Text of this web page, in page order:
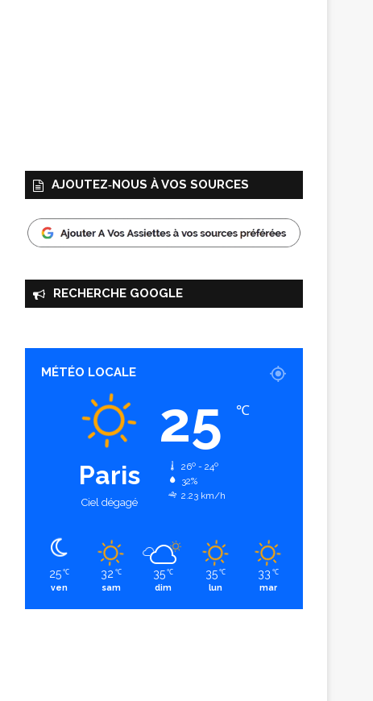
AJOUTEZ‑NOUS À VOS SOURCES
RECHERCHE GOOGLE
MÉTÉO LOCALE
Paris
Ciel dégagé
25 ℃
26º - 24º
32%
2.23 km/h
25 ℃
ven
32 ℃
sam
35 ℃
dim
35 ℃
lun
33 ℃
mar